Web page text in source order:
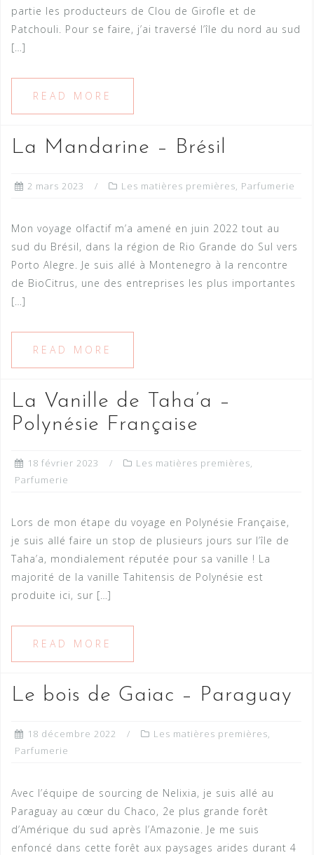
partie les producteurs de Clou de Girofle et de
Patchouli. Pour se faire, j’ai traversé l’île du nord au sud
[…]
READ MORE
La Mandarine – Brésil
2 mars 2023 Les matières premières, Parfumerie
Mon voyage olfactif m’a amené en juin 2022 tout au
sud du Brésil, dans la région de Rio Grande do Sul vers
Porto Alegre. Je suis allé à Montenegro à la rencontre
de BioCitrus, une des entreprises les plus importantes
[…]
READ MORE
La Vanille de Taha’a –
Polynésie Française
18 février 2023 Les matières premières,
Parfumerie
Lors de mon étape du voyage en Polynésie Française,
je suis allé faire un stop de plusieurs jours sur l’île de
Taha’a, mondialement réputée pour sa vanille ! La
majorité de la vanille Tahitensis de Polynésie est
produite ici, sur […]
READ MORE
Le bois de Gaiac – Paraguay
18 décembre 2022 Les matières premières,
Parfumerie
Avec l’équipe de sourcing de Nelixia, je suis allé au
Paraguay au cœur du Chaco, 2e plus grande forêt
d’Amérique du sud après l’Amazonie. Je me suis
enfoncé dans cette forêt aux paysages arides durant 4